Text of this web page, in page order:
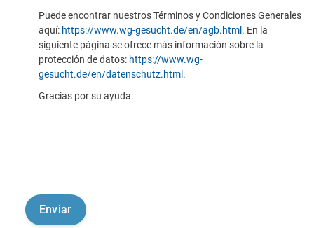
Puede encontrar nuestros Términos y Condiciones Generales
aquí: https://www.wg-gesucht.de/en/agb.html . En la
siguiente página se ofrece más información sobre la
protección de datos: https://www.wg-
gesucht.de/en/datenschutz.html .
Gracias por su ayuda.